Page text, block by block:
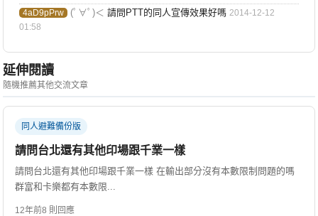
4aD9pPrw
(ﾟ∀ﾟ)＜ 請問PTT的同人宣傳效果好嗎2014-12-12
01:58
延伸閱讀
隨機推薦其他交流文章
同人避難備份版
請問台北還有其他印場跟千業一樣
請問台北還有其他印場跟千業一樣 在輸出部分沒有本數限制問題的嗎
群富和卡樂都有本數限...
12年前8 則回應